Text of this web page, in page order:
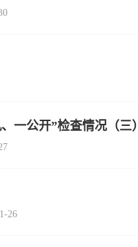
一公开”检查情况（三）
26